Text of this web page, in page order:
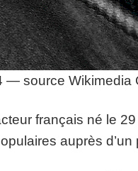
— source Wikimedia
français né le
auprès